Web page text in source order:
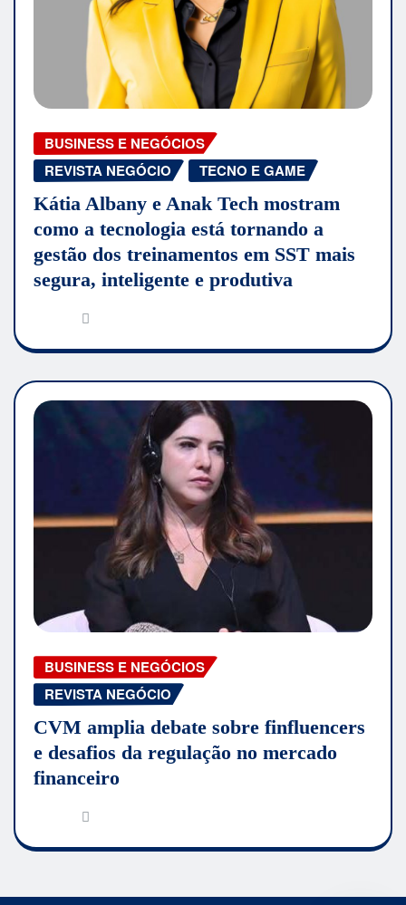
BUSINESS E NEGÓCIOS
REVISTA NEGÓCIO
TECNO E GAME
Kátia Albany e Anak Tech mostram
como a tecnologia está tornando a
gestão dos treinamentos em SST mais
segura, inteligente e produtiva
BUSINESS E NEGÓCIOS
REVISTA NEGÓCIO
CVM amplia debate sobre finfluencers
e desafios da regulação no mercado
financeiro